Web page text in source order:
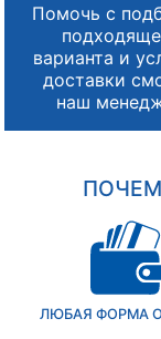
Помочь с
варианта и
доставки
наш
ЛЮБАЯ ФОРМА